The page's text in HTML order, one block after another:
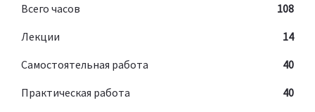
Всего часов
108
Лекции
14
Самостоятельная работа
40
Практическая работа
40